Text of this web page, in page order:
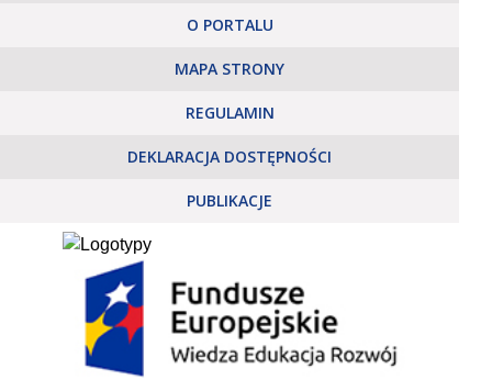
O PORTALU
MAPA STRONY
REGULAMIN
DEKLARACJA DOSTĘPNOŚCI
PUBLIKACJE